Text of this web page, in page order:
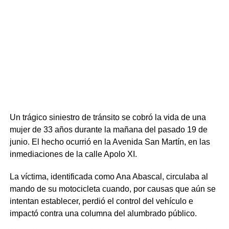
Un trágico siniestro de tránsito se cobró la vida de una
mujer de 33 años durante la mañana del pasado 19 de
junio. El hecho ocurrió en la Avenida San Martín, en las
inmediaciones de la calle Apolo XI.
La víctima, identificada como Ana Abascal, circulaba al
mando de su motocicleta cuando, por causas que aún se
intentan establecer, perdió el control del vehículo e
impactó contra una columna del alumbrado público.